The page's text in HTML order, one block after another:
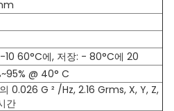
10 60°C에, 저장: - 80°C에 20
@ 40° C
0.026 G ² /Hz, 2.16 Grms, X, Y, Z,
간